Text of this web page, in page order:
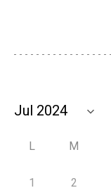
L M
1 2